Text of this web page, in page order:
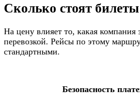
Сколько стоят билеты
На цену влияет то, какая компания
перевозкой. Рейсы по этому
стандартными.
Безопасность